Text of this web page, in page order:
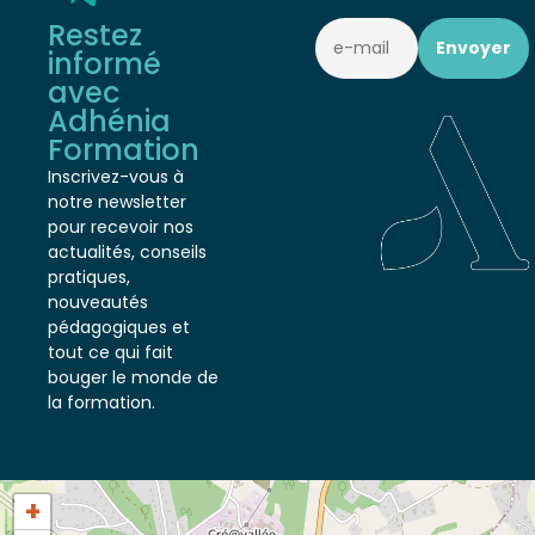
Restez
informé
avec
Adhénia
Formation
Inscrivez-vous à
notre newsletter
pour recevoir nos
actualités, conseils
pratiques,
nouveautés
pédagogiques et
tout ce qui fait
bouger le monde de